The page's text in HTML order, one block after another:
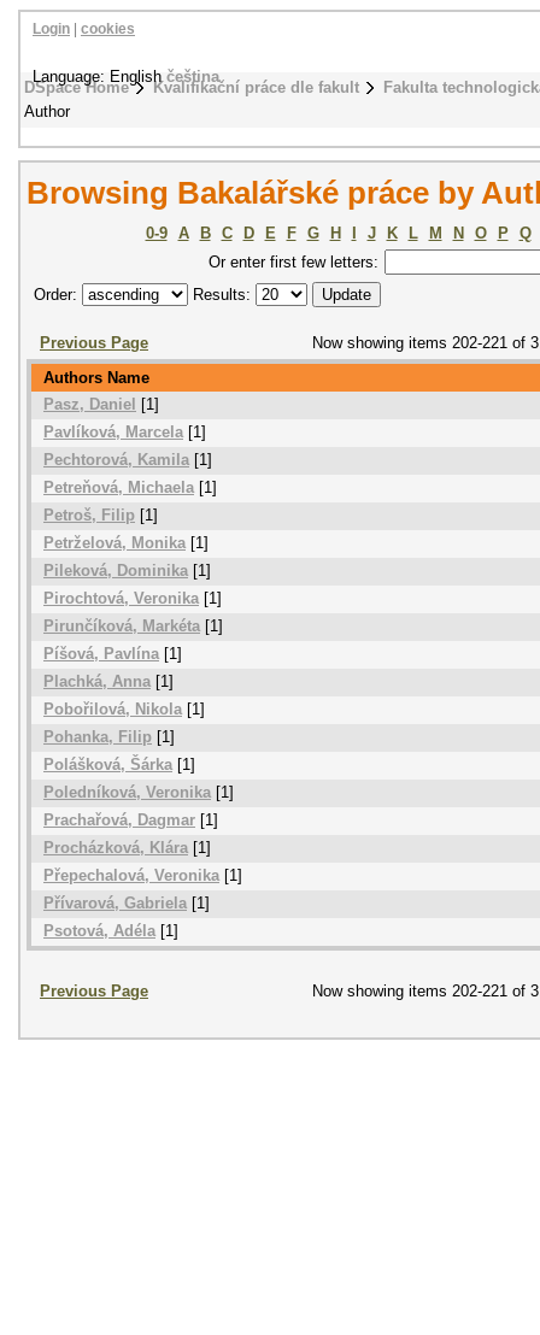
DSpace Home Kvalifikační práce dle fakult
Fakulta
Author
Login cookies
Language: Englishčeština
Browsing Bakalářské práce by
0-9 A B C D E F G H J K L M N O P
Q
Or enter first few letters:
Order:
Results:
Previous Page
Now showing items 202-221 of
Authors Name
Pasz, Daniel
[1]
Pavlíková, Marcela[1]
Pechtorová, Kamila [1]
Petreňová, Michaela[1]
Petroš, Filip [1]
Petrželová, Monika[1]
Pileková, Dominika [1]
Pirochtová, Veronika[1]
Pirunčíková, Markéta [1]
Píšová, Pavlína[1]
Plachká, Anna [1]
Pobořilová, Nikola[1]
Pohanka, Filip [1]
Polášková, Šárka[1]
Poledníková, Veronika [1]
Prachařová, Dagmar [1]
Procházková, Klára [1]
Přepechalová, Veronika[1]
Přívarová, Gabriela [1]
Psotová, Adéla[1]
Previous Page Now showing items 202-221 of